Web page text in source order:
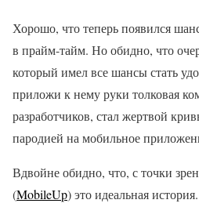
Хорошо, что теперь появился
в прайм-тайм. Но обидно, что
который имел все шансы стать
приложи к нему руки толковая
разработчиков, стал жертвой
пародией на мобильное
Вдвойне обидно, что, с точки
(MobileUp) это идеальная